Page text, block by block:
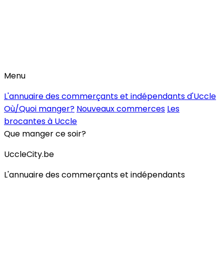
Menu
L'annuaire des commerçants et indépendants d'Uccle
Où/Quoi manger? Nouveaux commerces Les
brocantes à Uccle
Que manger ce soir?
UccleCity.be
L'annuaire des commerçants et indépendants